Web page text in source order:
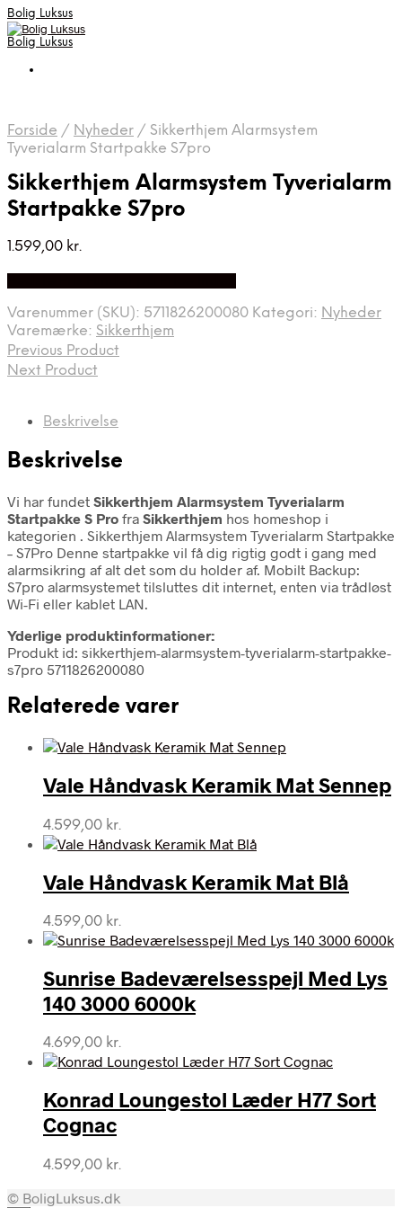
Bolig Luksus
Bolig Luksus
Forside / Nyheder / Sikkerthjem Alarmsystem
Tyverialarm Startpakke S7pro
Sikkerthjem Alarmsystem Tyverialarm
Startpakke S7pro
1.599,00 kr.
Varenummer (SKU): 5711826200080 Kategori: Nyheder
Varemærke: Sikkerthjem
Previous Product
Next Product
Beskrivelse
Beskrivelse
Vi har fundet Sikkerthjem Alarmsystem Tyverialarm
Startpakke S Pro fra Sikkerthjem hos homeshop i
kategorien . Sikkerthjem Alarmsystem Tyverialarm Startpakke
– S7Pro Denne startpakke vil få dig rigtig godt i gang med
alarmsikring af alt det som du holder af. Mobilt Backup:
S7pro alarmsystemet tilsluttes dit internet, enten via trådløst
Wi-Fi eller kablet LAN.
Yderlige produktinformationer:
Produkt id: sikkerthjem-alarmsystem-tyverialarm-startpakke-
s7pro 5711826200080
Relaterede varer
Vale Håndvask Keramik Mat Sennep
4.599,00 kr.
Vale Håndvask Keramik Mat Blå
4.599,00 kr.
Sunrise Badeværelsesspejl Med Lys
140 3000 6000k
4.699,00 kr.
Konrad Loungestol Læder H77 Sort
Cognac
4.599,00 kr.
© BoligLuksus.dk